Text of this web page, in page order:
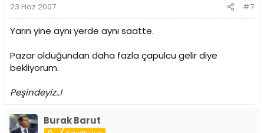
23 Haz 2007 #7
Yarın yine aynı yerde aynı saatte.
Pazar olduğundan daha fazla çapulcu gelir diye
bekliyorum.
Peşindeyiz..!
Burak Barut